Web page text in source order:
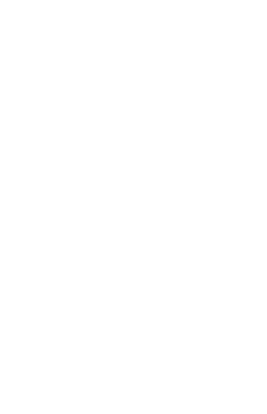
CF8) Ду 32-Ду200
с эпоксидным покрытием) Ду32-Ду200